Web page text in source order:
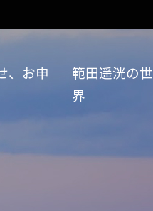
、お申
範田遥洸の世
界